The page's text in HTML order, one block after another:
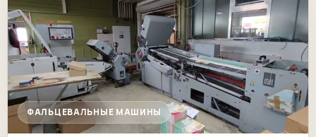
ФАЛЬЦЕВАЛЬНЫЕ МАШИНЫ